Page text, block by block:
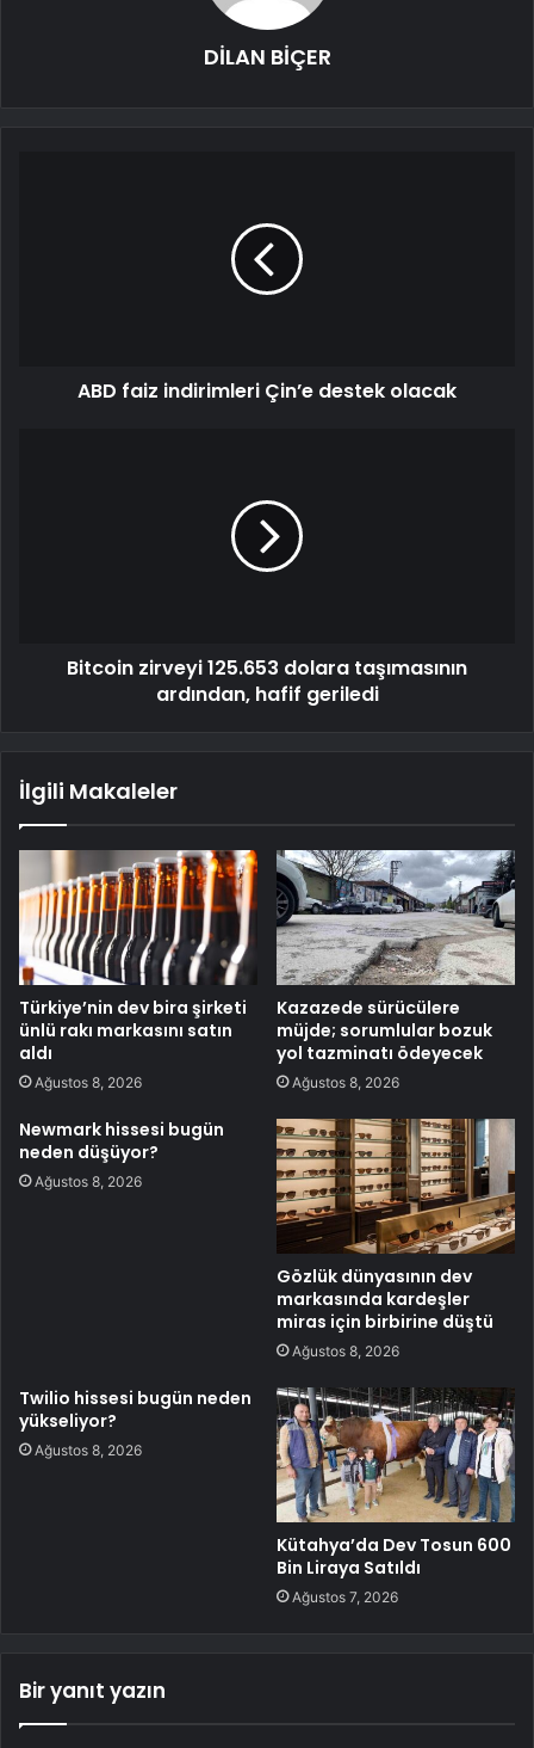
DİLAN BİÇER
ABD faiz indirimleri Çin’e destek olacak
Bitcoin zirveyi 125.653 dolara taşımasının
ardından, hafif geriledi
İlgili Makaleler
Türkiye’nin dev bira şirketi
ünlü rakı markasını satın
aldı
Ağustos 8, 2026
Kazazede sürücülere
müjde; sorumlular bozuk
yol tazminatı ödeyecek
Ağustos 8, 2026
Newmark hissesi bugün
neden düşüyor?
Ağustos 8, 2026
Gözlük dünyasının dev
markasında kardeşler
miras için birbirine düştü
Ağustos 8, 2026
Twilio hissesi bugün neden
yükseliyor?
Ağustos 8, 2026
Kütahya’da Dev Tosun 600
Bin Liraya Satıldı
Ağustos 7, 2026
Bir yanıt yazın